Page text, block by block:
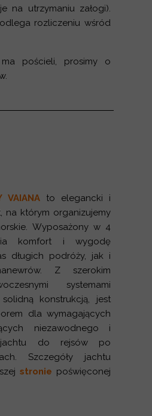
na utrzymaniu załogi).
rozliczeniu wśród
pościeli, prosimy o
to elegancki i
na którym organizujemy
Wyposażony w 4
komfort i wygodę
długich podróży, jak i
Z szerokim
systemami
konstrukcją, jest
dla wymagających
niezawodnego i
jachtu do rejsów po
Szczegóły jachtu
stronie poświęconej